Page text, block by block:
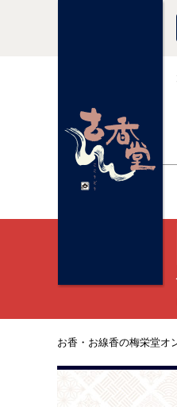
お香・お線香の梅栄堂